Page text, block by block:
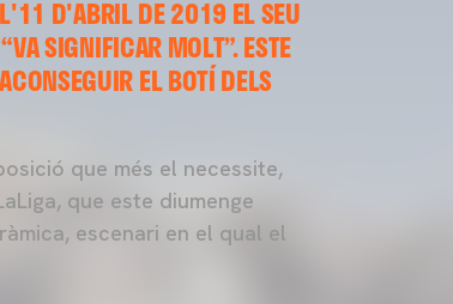
L'11 D'ABRIL DE 2019 EL SEU
SIGNIFICAR MOLT”. ESTE
EL BOTÍ DELS
que més el necessite,
que este diumenge
escenari en el qual el